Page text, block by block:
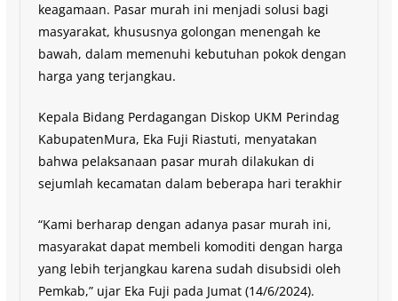
keagamaan. Pasar murah ini menjadi solusi bagi
masyarakat, khususnya golongan menengah ke
bawah, dalam memenuhi kebutuhan pokok dengan
harga yang terjangkau.
Kepala Bidang Perdagangan Diskop UKM Perindag
KabupatenMura, Eka Fuji Riastuti, menyatakan
bahwa pelaksanaan pasar murah dilakukan di
sejumlah kecamatan dalam beberapa hari terakhir
“Kami berharap dengan adanya pasar murah ini,
masyarakat dapat membeli komoditi dengan harga
yang lebih terjangkau karena sudah disubsidi oleh
Pemkab,” ujar Eka Fuji pada Jumat (14/6/2024).